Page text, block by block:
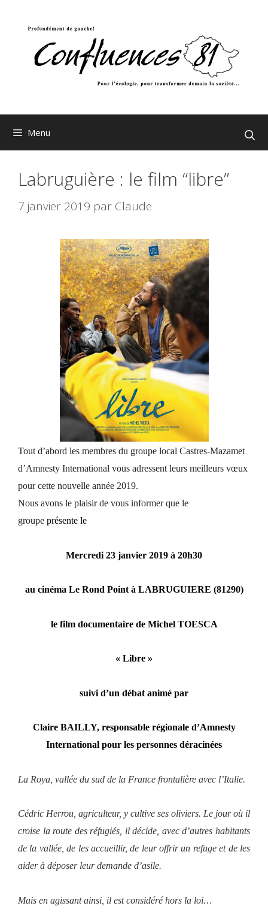
Menu
Labruguière : le film “libre”
7 janvier 2019 par Claude
Tout d’abord les membres du groupe local Castres-Mazamet
d’Amnesty International vous adressent leurs meilleurs vœux
pour cette nouvelle année 2019.
Nous avons le plaisir de vous informer que le
groupe présente le
Mercredi 23 janvier 2019 à 20h30
au cinéma Le Rond Point à LABRUGUIERE (81290)
le film documentaire de Michel TOESCA
« Libre »
suivi d’un débat animé par
Claire BAILLY, responsable régionale d’Amnesty
International pour les personnes déracinées
La Roya, vallée du sud de la France frontalière avec l’Italie.
Cédric Herrou, agriculteur, y cultive ses oliviers. Le jour où il
croise la route des réfugiés, il décide, avec d’autres habitants
de la vallée, de les accueillir, de leur offrir un refuge et de les
aider à déposer leur demande d’asile.
Mais en agissant ainsi, il est considéré hors la loi…